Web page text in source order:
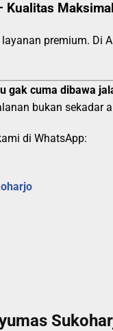
Kualitas Maksimal
premium. Di
gak cuma dibawa
bukan
di WhatsApp: